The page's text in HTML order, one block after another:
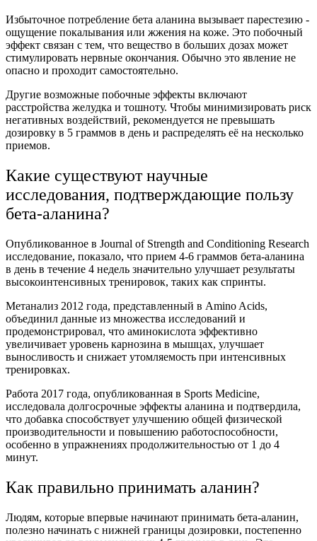
Избыточное потребление бета аланина вызывает парестезию -
ощущение покалывания или жжения на коже. Это побочный
эффект связан с тем, что вещество в больших дозах может
стимулировать нервные окончания. Обычно это явление не
опасно и проходит самостоятельно.
Другие возможные побочные эффекты включают
расстройства желудка и тошноту. Чтобы минимизировать риск
негативных воздействий, рекомендуется не превышать
дозировку в 5 граммов в день и распределять её на несколько
приемов.
Какие существуют научные
исследования, подтверждающие пользу
бета-аланина?
Опубликованное в Journal of Strength and Conditioning Research
исследование, показало, что прием 4-6 граммов бета-аланина
в день в течение 4 недель значительно улучшает результаты
высокоинтенсивных тренировок, таких как спринты.
Метанализ 2012 года, представленный в Amino Acids,
объединил данные из множества исследований и
продемонстрировал, что аминокислота эффективно
увеличивает уровень карнозина в мышцах, улучшает
выносливость и снижает утомляемость при интенсивных
тренировках.
Работа 2017 года, опубликованная в Sports Medicine,
исследовала долгосрочные эффекты аланина и подтвердила,
что добавка способствует улучшению общей физической
производительности и повышению работоспособности,
особенно в упражнениях продолжительностью от 1 до 4
минут.
Как правильно принимать аланин?
Людям, которые впервые начинают принимать бета-аланин,
полезно начинать с нижней границы дозировки, постепенно